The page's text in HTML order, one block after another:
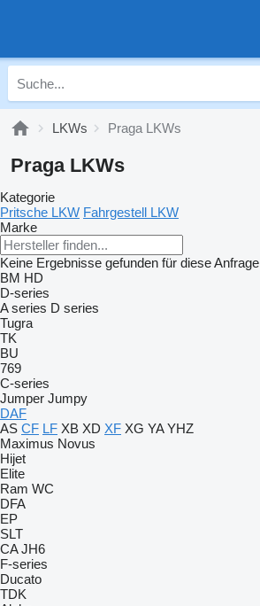
LKWs Praga LKWs
Praga LKWs
Kategorie
Pritsche LKW Fahrgestell LKW
Marke
Keine Ergebnisse gefunden für diese Anfrage
BM HD
D-series
A series D series
Tugra
TK
BU
769
C-series
Jumper Jumpy
DAF
AS CF LF XB XD XF XG YA YHZ
Maximus Novus
Hijet
Elite
Ram WC
DFA
EP
SLT
CA JH6
F-series
Ducato
TDK